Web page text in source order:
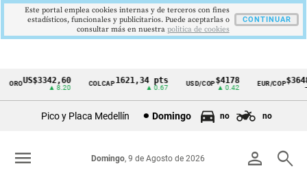
Cintillo
Colombia
OROUS$3342,60
▲ 8.20
COLCAP1621,34 pts
▲ 0.67
USD/COP$4178
▲ 0.42
EUR/COP$3648
Pico y Placa Medellín Domingo no no
person search
Domingo, 9 de Agosto de 2026
menu
Este portal emplea cookies internas y de terceros con fines
estadísticos, funcionales y publicitarios. Puede aceptarlas o
consultar más en nuestra politica de cookies
CONTINUAR